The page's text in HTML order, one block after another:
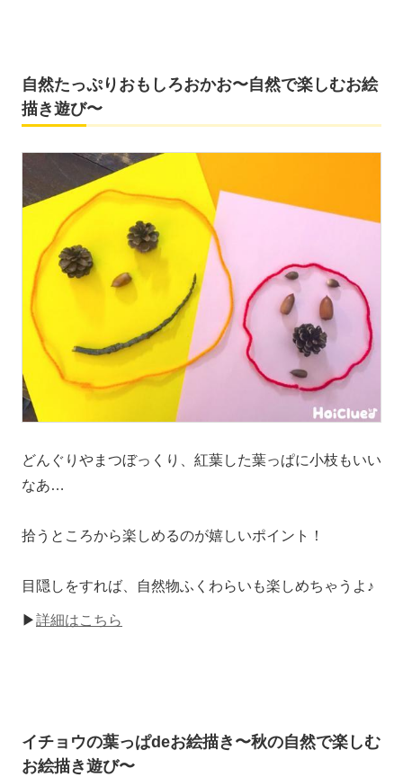
自然たっぷりおもしろおかお〜自然で楽しむお絵
描き遊び〜
どんぐりやまつぼっくり、紅葉した葉っぱに小枝もいい
なあ…
拾うところから楽しめるのが嬉しいポイント！
目隠しをすれば、自然物ふくわらいも楽しめちゃうよ♪
▶詳細はこちら
イチョウの葉っぱdeお絵描き〜秋の自然で楽しむ
お絵描き遊び〜